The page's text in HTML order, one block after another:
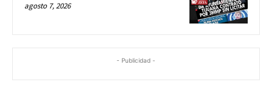
agosto 7, 2026
- Publicidad -